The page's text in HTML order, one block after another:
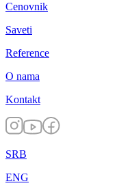
Cenovnik
Saveti
Reference
O nama
Kontakt
SRB
ENG